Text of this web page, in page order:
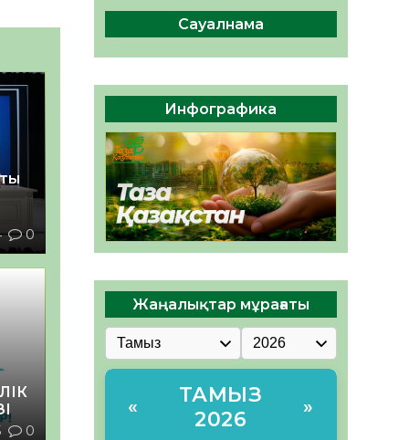
0
0
Руслан Рүстемұлы облыс
әкімінің кеңесшісі болып
тағайындалды
05.08.2026
46 0
Сауалнама
Инфографика
Жаңалықтар мұрағаты
«
ТАМЫЗ
2026
»